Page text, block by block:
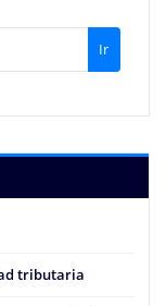
Ir
tributaria